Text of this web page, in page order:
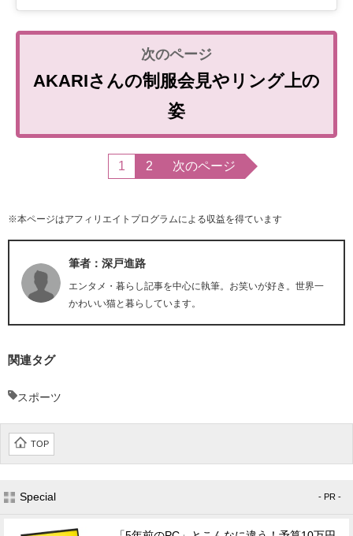
AKARIさんの制服会見やリング上の
姿
1 2 次のページ
※本ページはアフィリエイトプログラムによる収益を得ています
筆者：深戸進路
エンタメ・暮らし記事を中心に執筆。お笑いが好き。世界一
かわいい猫と暮らしています。
関連タグ
スポーツ
TOP
Special - PR -